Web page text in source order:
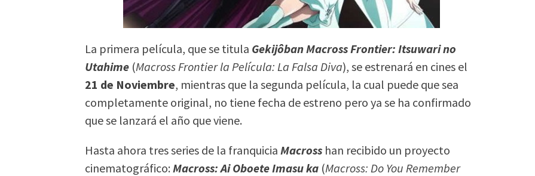
La primera película, que se titula Gekijôban Macross Frontier: Itsuwari no
Utahime (Macross Frontier la Película: La Falsa Diva), se estrenará en cines el
21 de Noviembre, mientras que la segunda película, la cual puede que sea
completamente original, no tiene fecha de estreno pero ya se ha confirmado
que se lanzará el año que viene.
Hasta ahora tres series de la franquiciaMacross han recibido un proyecto
cinematográfico:Macross: Ai Oboete Imasu ka (Macross: Do You Remember